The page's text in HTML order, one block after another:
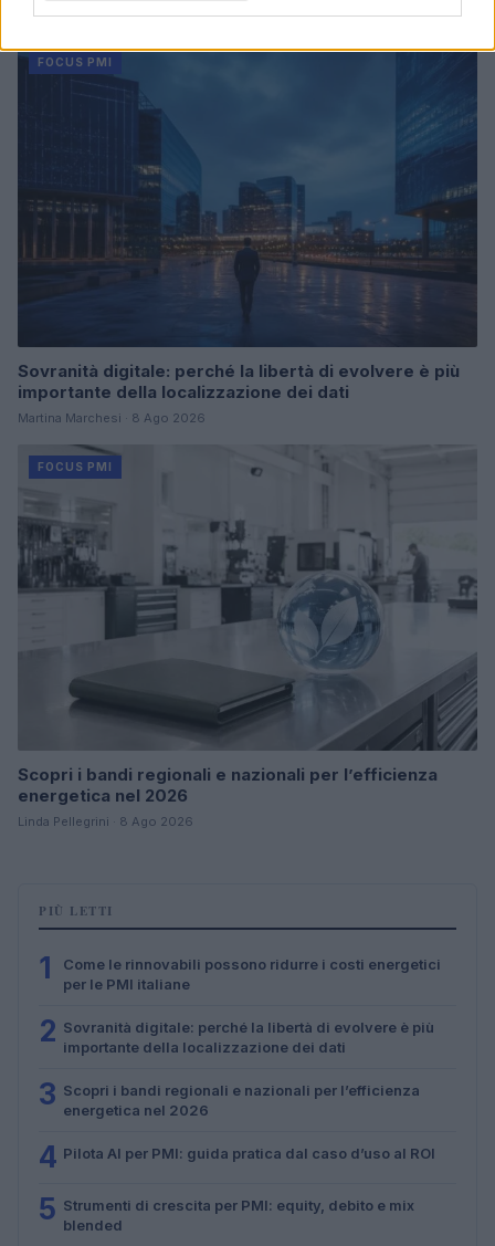
Linda Pellegrini · 9 Ago 2026
FOCUS PMI
Sovranità digitale: perché la libertà di evolvere è più
importante della localizzazione dei dati
Martina Marchesi · 8 Ago 2026
FOCUS PMI
Scopri i bandi regionali e nazionali per l’efficienza
energetica nel 2026
Linda Pellegrini · 8 Ago 2026
PIÙ LETTI
1
Come le rinnovabili possono ridurre i costi energetici
per le PMI italiane
2 Sovranità digitale: perché la libertà di evolvere è più
importante della localizzazione dei dati
3 Scopri i bandi regionali e nazionali per l’efficienza
energetica nel 2026
4 Pilota AI per PMI: guida pratica dal caso d’uso al ROI
5 Strumenti di crescita per PMI: equity, debito e mix
blended